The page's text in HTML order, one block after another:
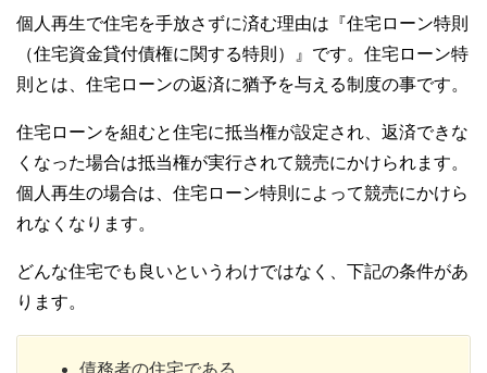
個人再生で住宅を手放さずに済む理由は『住宅ローン特則
（住宅資金貸付債権に関する特則）』です。住宅ローン特
則とは、住宅ローンの返済に猶予を与える制度の事です。
住宅ローンを組むと住宅に抵当権が設定され、返済できな
くなった場合は抵当権が実行されて競売にかけられます。
個人再生の場合は、住宅ローン特則によって競売にかけら
れなくなります。
どんな住宅でも良いというわけではなく、下記の条件があ
ります。
債務者の住宅である